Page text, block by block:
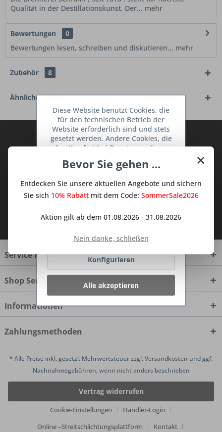
Qualität in der Destillationskunst. Der... mehr
Bewertungen
0
Bewertungen lesen, schreiben und diskutieren... mehr
Zubehör 8
Ähnliche Artikel
Abonnieren Sie den kostenlosen Deine
TraumKüche Newsletter und verpassen
Sie keine Neuigkeit oder Aktion mehr aus
dem Traum Küchen - Shop.
Ich habe die
Datenschutzbestimmungen
Service Hotline
Shop Service
Informationen
Zahlungsmethoden
* Alle Preise inkl. gesetzl. Mehrwertsteuer zzgl.Versandkosten und ggf.
Nachnahmegebühren, wenn nicht anders beschrieben
Vertrag widerrufen
Cookie-Einstellungen
Händler-Login
Online –Streitschlichtungsplattform
Kontakt
×
Bevor Sie gehen ...
Entdecken Sie unsere aktuellen Angebote und sichern
Sie sich 10% Rabattmit dem Code: SommerSale2026
Aktion gilt ab dem 01.08.2026 - 31.08.2026
Nein danke, schließen
Diese Website benutzt Cookies, die
für den technischen Betrieb der
Website erforderlich sind und stets
gesetzt werden. Andere Cookies, die
den Komfort bei Benutzung dieser
dienen oder die Interaktion mit
Netzwerken vereinfachen sollen,
werden nur mit Ihrer Zustimmung
Ablehnen
Konfigurieren
Alle akzeptieren